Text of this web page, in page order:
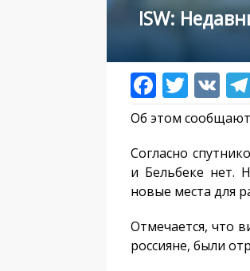
ISW:
Об этом сообщают
Согласно
и Бельбеке нет.
новые места для
Отмечается, что
россияне, были